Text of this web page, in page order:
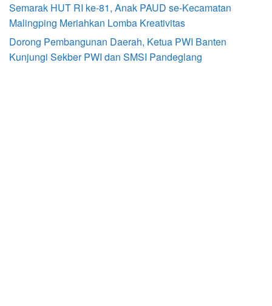
Semarak HUT RI ke-81, Anak PAUD se-Kecamatan
Malingping Meriahkan Lomba Kreativitas
Dorong Pembangunan Daerah, Ketua PWI Banten
Kunjungi Sekber PWI dan SMSI Pandeglang